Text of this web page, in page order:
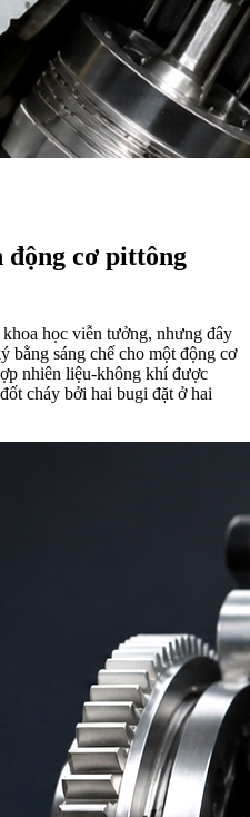
động cơ pittông
học viễn tưởng, nhưng đây
bằng sáng chế cho một động cơ
nhiên liệu-không khí được
cháy bởi hai bugi đặt ở hai